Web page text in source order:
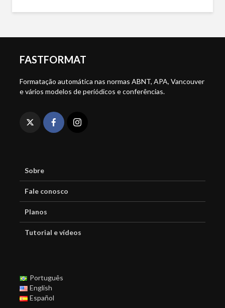
FASTFORMAT
Formatação automática nas normas ABNT, APA, Vancouver
e vários modelos de periódicos e conferências.
Sobre
Fale conosco
Planos
Tutorial e vídeos
Português
English
Español